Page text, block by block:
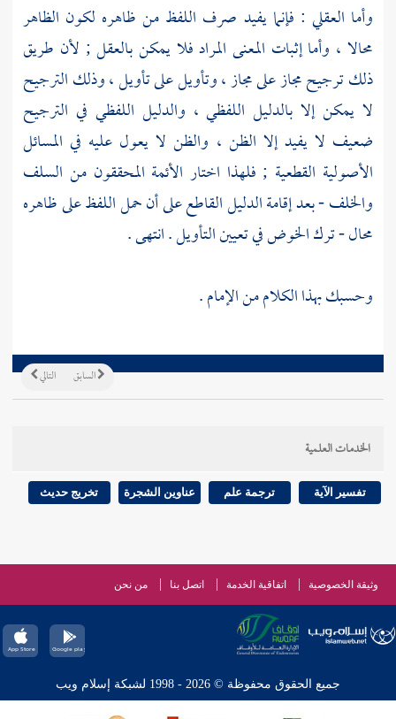
وأما العقلي : فإنما يفيد صرف اللفظ من ظاهره لكون الظاهر
محالا ، وأما إثبات المعنى المراد فلا يمكن بالعقل ; لأن طريق
ذلك ترجيح مجاز على مجاز ، وتأويل على تأويل ، وذلك الترجيح
لا يمكن إلا بالدليل اللفظي ، والدليل اللفظي في الترجيح
ضعيف لا يفيد إلا الظن ، والظن لا يعول عليه في المسائل
الأصولية القطعية ; فلهذا اختار الأئمة المحققون من السلف
والخلف - بعد إقامة الدليل القاطع على أن حمل اللفظ على ظاهره
محال - ترك الخوض في تعيين التأويل . انتهى .
وحسبك بهذا الكلام من الإمام .
التالي السابق
الخدمات العلمية
تفسير الآية ترجمة علم عناوين الشجرة تخريج حديث
وثيقة الخصوصية اتفاقية الخدمة اتصل بنا من نحن
جميع الحقوق محفوظة © 2026 - 1998 لشبكة إسلام ويب